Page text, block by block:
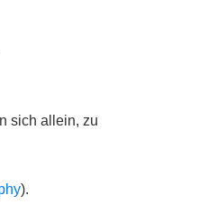
sich allein, zu
).